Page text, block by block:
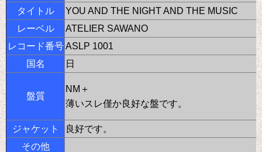
タイトル
YOU AND THE NIGHT AND THE MUSIC
レーベル
ATELIER SAWANO
レコード番号 ASLP 1001
国名
日
盤質
NM＋
薄いスレ僅か良好な盤です。
ジャケット
良好です。
その他